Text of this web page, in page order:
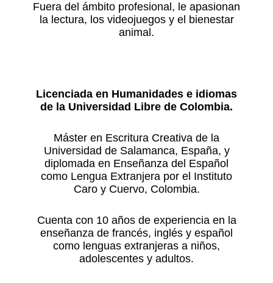
Fuera del ámbito profesional, le apasionan
la lectura, los videojuegos y el bienestar
animal.
Licenciada en Humanidades e idiomas
de la Universidad Libre de Colombia.
Máster en Escritura Creativa de la
Universidad de Salamanca, España, y
diplomada en Enseñanza del Español
como Lengua Extranjera por el Instituto
Caro y Cuervo, Colombia.
Cuenta con 10 años de experiencia en la
enseñanza de francés, inglés y español
como lenguas extranjeras a niños,
adolescentes y adultos.